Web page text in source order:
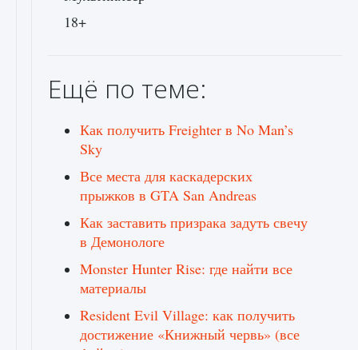
18+
Ещё по теме:
Как получить Freighter в No Man’s
Sky
Все места для каскадерских
прыжков в GTA San Andreas
Как заставить призрака задуть свечу
в Демонологе
Monster Hunter Rise: где найти все
материалы
Resident Evil Village: как получить
достижение «Книжный червь» (все